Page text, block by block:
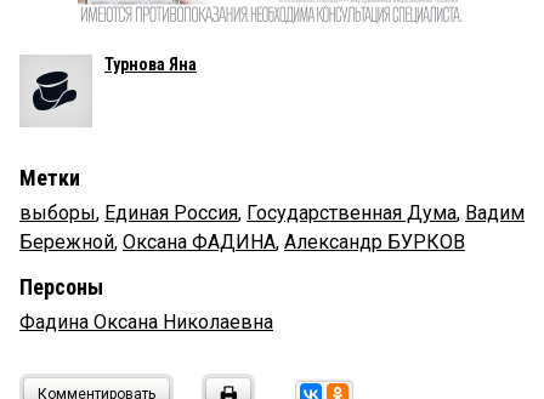
Турнова Яна
Метки
выборы, Единая Россия, Государственная Дума, Вадим
Бережной, Оксана ФАДИНА, Александр БУРКОВ
Персоны
Фадина Оксана Николаевна
Комментировать